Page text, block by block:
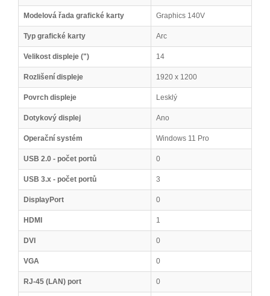
Modelová řada grafické karty Graphics 140V
Typ grafické karty Arc
Velikost displeje (") 14
Rozlišení displeje 1920 x 1200
Povrch displeje Lesklý
Dotykový displej Ano
Operační systém Windows 11 Pro
USB 2.0 - počet portů 0
USB 3.x - počet portů 3
DisplayPort 0
HDMI 1
DVI 0
VGA 0
RJ-45 (LAN) port 0